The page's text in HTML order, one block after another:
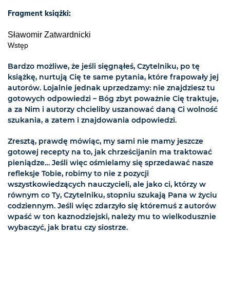
Fragment książki:
Sławomir Zatwardnicki
Wstęp
Bardzo możliwe, że jeśli sięgnąłeś, Czytelniku, po tę
książkę, nurtują Cię te same pytania, które frapowały jej
autorów. Lojalnie jednak uprzedzamy: nie znajdziesz tu
gotowych odpowiedzi – Bóg zbyt poważnie Cię traktuje,
a za Nim i autorzy chcieliby uszanować daną Ci wolność
szukania, a zatem i znajdowania odpowiedzi.
Zresztą, prawdę mówiąc, my sami nie mamy jeszcze
gotowej recepty na to, jak chrześcijanin ma traktować
pieniądze… Jeśli więc ośmielamy się sprzedawać nasze
refleksje Tobie, robimy to nie z pozycji
wszystkowiedzących nauczycieli, ale jako ci, którzy w
równym co Ty, Czytelniku, stopniu szukają Pana w życiu
codziennym. Jeśli więc zdarzyło się któremuś z autorów
wpaść w ton kaznodziejski, należy mu to wielkodusznie
wybaczyć, jak bratu czy siostrze.